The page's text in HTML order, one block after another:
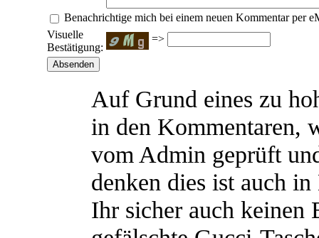
Benachrichtige mich bei einem neuen Kommentar per
Visuelle
Bestätigung:
=>
Auf Grund eines zu
in den Kommentaren,
vom Admin geprüft
denken dies ist auch in
Ihr sicher auch keinen